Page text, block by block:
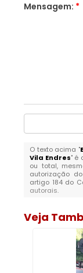
Mensagem: *
O texto acima "
Vila Endres" é
ou total,
autorização
artigo 184 do
autorais.
Veja